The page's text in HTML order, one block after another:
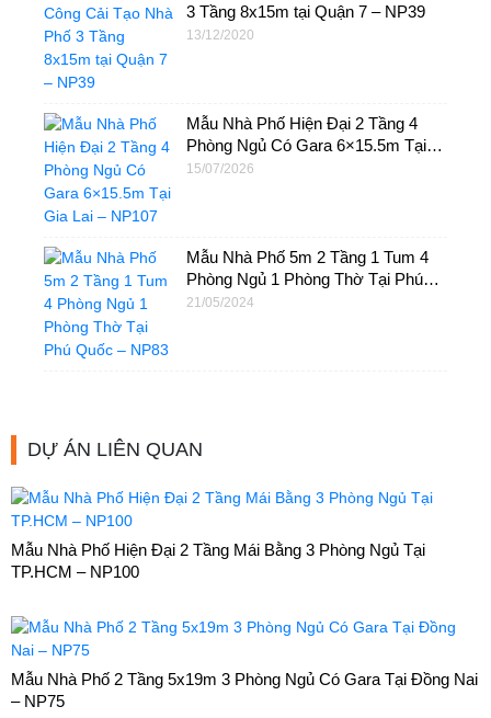
3 Tầng 8x15m tại Quận 7 – NP39
13/12/2020
Mẫu Nhà Phố Hiện Đại 2 Tầng 4
Phòng Ngủ Có Gara 6×15.5m Tại
Gia Lai – NP107
15/07/2026
Mẫu Nhà Phố 5m 2 Tầng 1 Tum 4
Phòng Ngủ 1 Phòng Thờ Tại Phú
Quốc – NP83
21/05/2024
DỰ ÁN LIÊN QUAN
Mẫu Nhà Phố Hiện Đại 2 Tầng Mái Bằng 3 Phòng Ngủ Tại
TP.HCM – NP100
Mẫu Nhà Phố 2 Tầng 5x19m 3 Phòng Ngủ Có Gara Tại Đồng Nai
– NP75